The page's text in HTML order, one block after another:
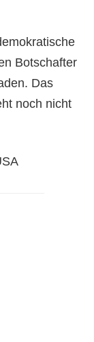
Botschafter
Das
noch nicht